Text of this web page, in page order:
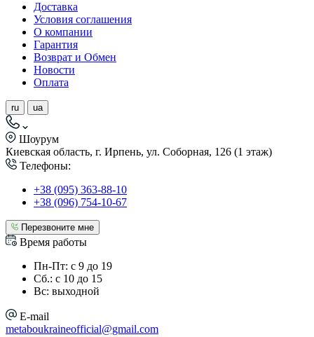
Доставка
Условия соглашения
О компании
Гарантия
Возврат и Обмен
Новости
Оплата
ru ua
Шоурум
Киевская область, г. Ирпень, ул. Соборная, 126 (1 этаж)
Телефоны:
+38 (095) 363-88-10
+38 (096) 754-10-67
Перезвоните мне
Время работы
Пн-Пт: с 9 до 19
Сб.: с 10 до 15
Вс: выходной
E-mail
metaboukraineofficial@gmail.com